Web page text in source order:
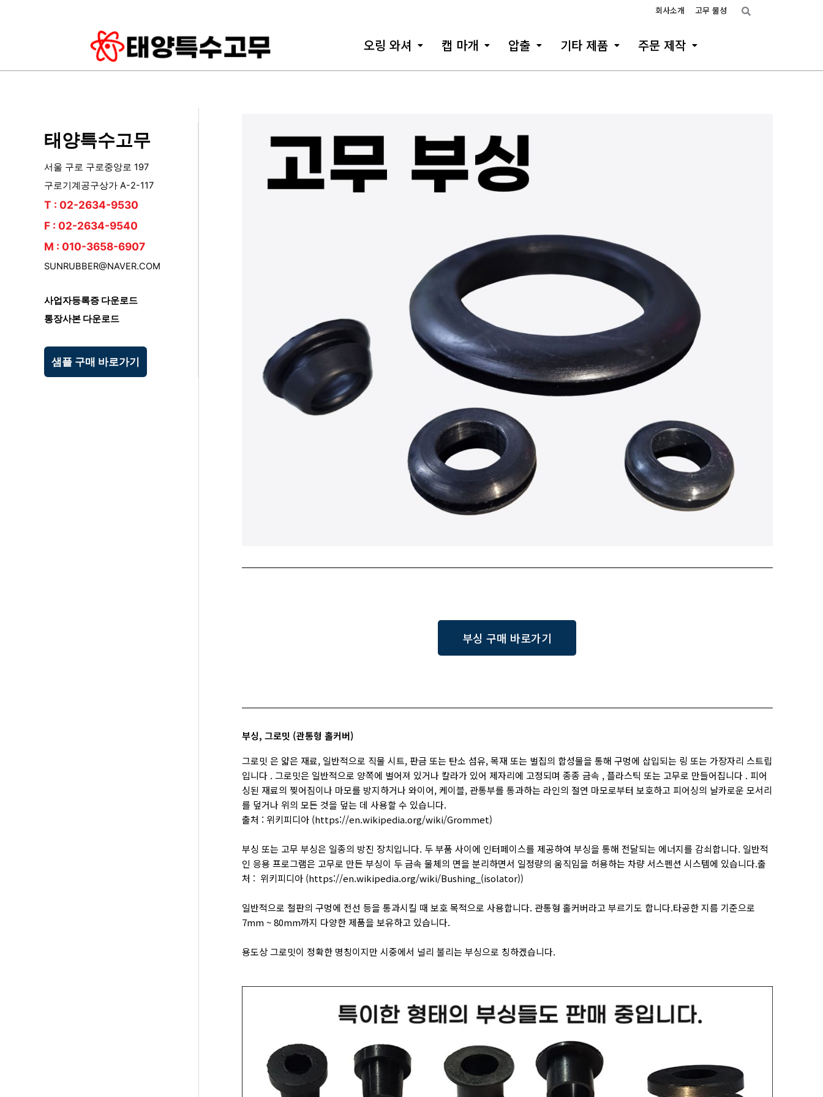
회사소개 고무 물성
오링 와셔 캡 마개 압출 기타 제품 주문 제작
태양특수고무
서울 구로 구로중앙로 197
구로기계공구상가 A-2-117
T : 02-2634-9530
F : 02-2634-9540
M : 010-3658-6907
SUNRUBBER@NAVER.COM
사업자등록증 다운로드
통장사본 다운로드
샘플 구매 바로가기
부싱 구매 바로가기
부싱, 그로밋 (관통형 홀커버)
그로밋 은 얇은 재료, 일반적으로 직물 시트, 판금 또는 탄소 섬유, 목재 또는 벌집의 합성물을 통해 구멍에 삽입되는 링 또는 가장자리 스트립
입니다 . 그로밋은 일반적으로 양쪽에 벌어져 있거나 칼라가 있어 제자리에 고정되며 종종 금속 , 플라스틱 또는 고무로 만들어집니다 . 피어
싱된 재료의 찢어짐이나 마모를 방지하거나 와이어, 케이블, 관통부를 통과하는 라인의 절연 마모로부터 보호하고 피어싱의 날카로운 모서리
를 덮거나 위의 모든 것을 덮는 데 사용할 수 있습니다.
출처 : 위키피디아 (https://en.wikipedia.org/wiki/Grommet)
부싱 또는 고무 부싱은 일종의 방진 장치입니다. 두 부품 사이에 인터페이스를 제공하여 부싱을 통해 전달되는 에너지를 감쇠합니다. 일반적
인 응용 프로그램은 고무로 만든 부싱이 두 금속 물체의 면을 분리하면서 일정량의 움직임을 허용하는 차량 서스펜션 시스템에 있습니다.출
처 : 위키피디아 (https://en.wikipedia.org/wiki/Bushing_(isolator))
일반적으로 철판의 구멍에 전선 등을 통과시킬 때 보호 목적으로 사용합니다. 관통형 홀커버라고 부르기도 합니다.타공한 지름 기준으로
7mm ~ 80mm까지 다양한 제품을 보유하고 있습니다.
용도상 그로밋이 정확한 명칭이지만 시중에서 널리 불리는 부싱으로 칭하겠습니다.